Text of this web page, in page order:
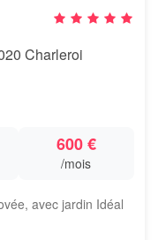
Charleroi
600 €
/mois
avec jardin Idéal